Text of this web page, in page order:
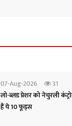
07-Aug-2026
31
लो-ब्लड प्रेशर को नेचुरली
हैं ये 10 फूड्स